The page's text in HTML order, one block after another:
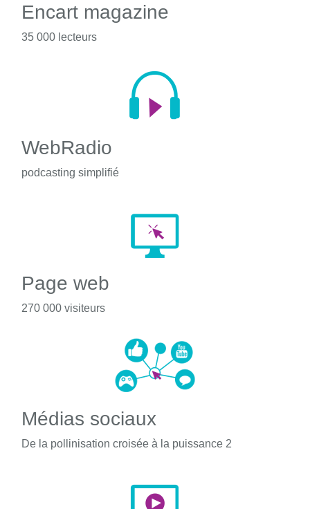
Encart magazine
35 000 lecteurs
WebRadio
podcasting simplifié
Page web
270 000 visiteurs
Médias sociaux
De la pollinisation croisée à la puissance 2